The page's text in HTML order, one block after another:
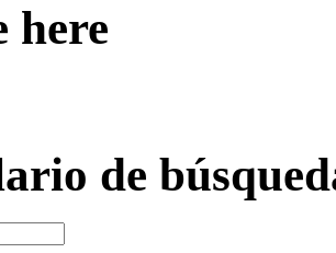
here
de